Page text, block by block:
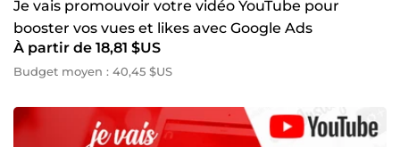
Je vais promouvoir votre vidéo YouTube pour
booster vos vues et likes avec Google Ads
À partir de 18,81 $US
Budget moyen : 40,45 $US